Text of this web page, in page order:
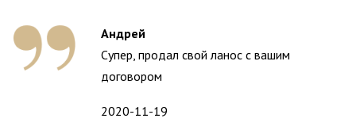
Андрей
Супер, продал свой ланос с вашим
договором
2020-11-19